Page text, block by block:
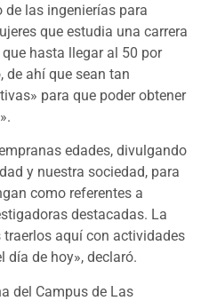
las ingenierías para
que estudia una carrera
hasta llegar al 50 por
de ahí que sean tan
para que poder obtener
edades, divulgando
y nuestra sociedad, para
como referentes a
destacadas. La
aquí con actividades
día de hoy», declaró.
del Campus de Las